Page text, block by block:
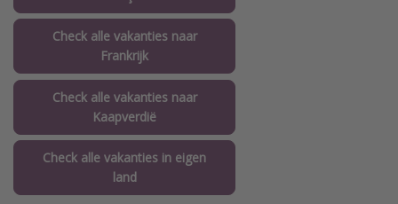
Check alle vakanties naar
Frankrijk
Check alle vakanties naar
Kaapverdië
Check alle vakanties in eigen
land